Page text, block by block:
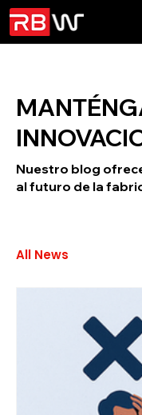
Nuestro blog
al futuro de la
All News